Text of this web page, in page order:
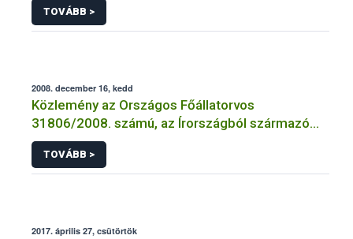
TOVÁBB >
2008. december 16, kedd
Közlemény az Országos Főállatorvos
31806/2008. számú, az Írországból származó
sertéshúsra és abból készült termékekre
vonatkozó határozatáról
TOVÁBB >
2017. április 27, csütörtök